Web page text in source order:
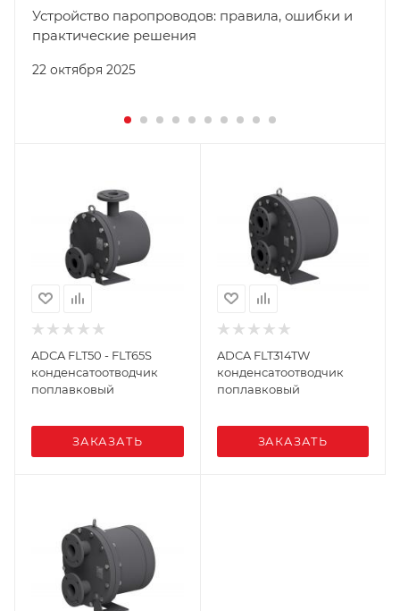
22 октября 2025
Устройство паропроводов: правила, ошибки и
практические решения
ADCA FLT50 - FLT65S
конденсатоотводчик
поплавковый
ЗАКАЗАТЬ
ADCA FLT314TW
конденсатоотводчик
поплавковый
ЗАКАЗАТЬ